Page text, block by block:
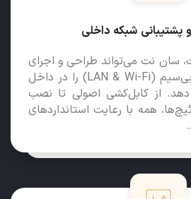
و پشتیبانی شبکه داخلی
سان‌ نت می‌تواند طراحی و اجرای
شبکه داخلی کابلی و بی‌سیم (LAN & Wi-Fi) را در داخل
از کابل‌کشی اصولی تا نصب
همه با رعایت استانداردهای